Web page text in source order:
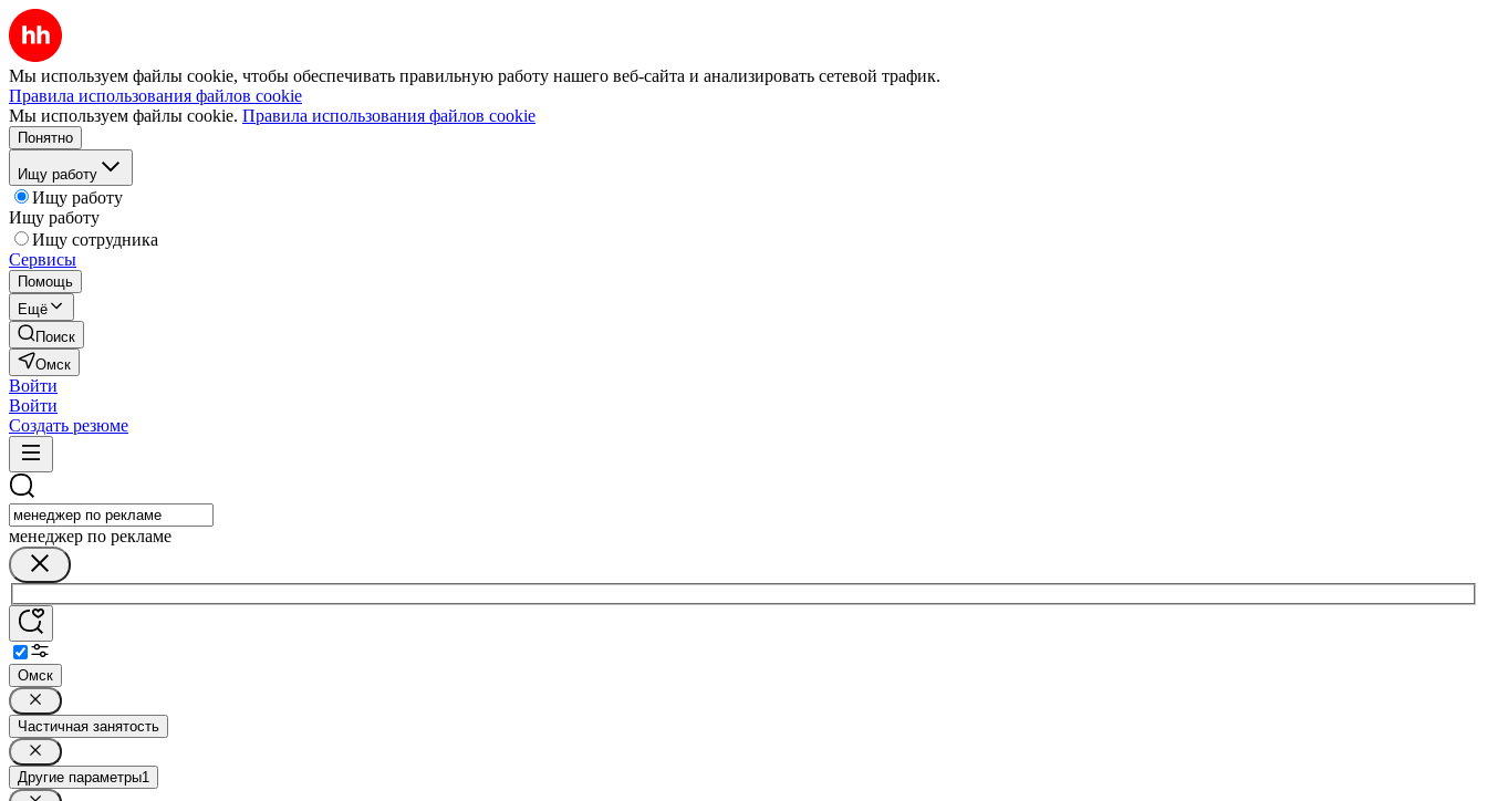
Мы используем файлы cookie, чтобы обеспечивать правильную работу нашего веб-сайта и анализировать сетевой трафик.
Правила использования файлов cookie
Мы используем файлы cookie. Правила использования файлов cookie
Понятно
Ищу работу
Ищу работу
Ищу работу
Ищу сотрудника
Сервисы
Помощь
Ещё
Поиск
Омск
Войти
Войти
Создать резюме
менеджер по рекламе
Омск
Частичная занятость
Другие параметры1